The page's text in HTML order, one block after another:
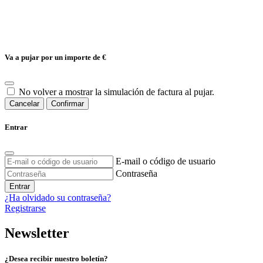
Va a pujar por un importe de €
No volver a mostrar la simulación de factura al pujar.
Cancelar Confirmar
Entrar
E-mail o código de usuario
Contraseña
Entrar
¿Ha olvidado su contraseña?
Registrarse
Newsletter
¿Desea recibir nuestro boletín?